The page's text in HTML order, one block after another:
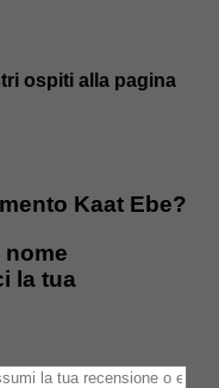
ospiti alla pagina
Kaat Ebe?
la tua